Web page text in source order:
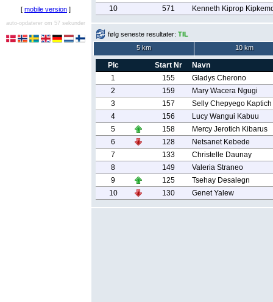
[ mobile version ]
auto-opdaterer om 57 sekunder
10
571 Kenneth Kiprop
følg seneste resultater: TIL
5 km
10 km
Plc Start Nr
Navn
1
155
Gladys Cherono
2
159
Mary Wacera Ngugi
3
157
Selly Chepyego Kaptich
4
156
Lucy Wangui Kabuu
5
158
Mercy Jerotich Kibarus
6
128
Netsanet Kebede
7
133
Christelle Daunay
8
149
Valeria Straneo
9
125
Tsehay Desalegn
10
130 Genet Yalew